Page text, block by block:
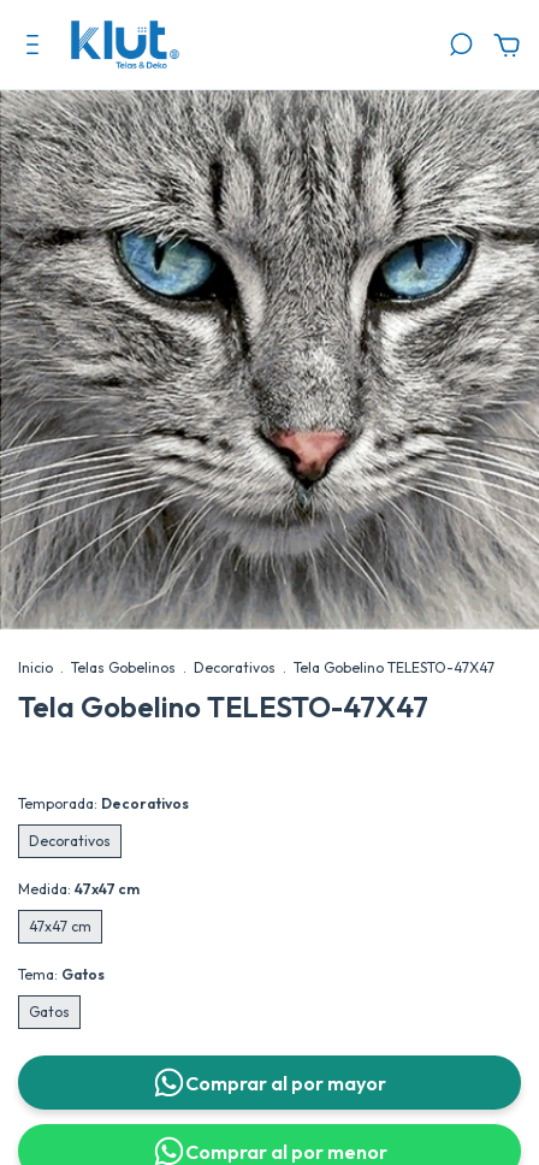
Inicio . Telas Gobelinos . Decorativos . Tela Gobelino TELESTO-47X47
Tela Gobelino TELESTO-47X47
Temporada: Decorativos
Decorativos
Medida: 47x47 cm
47x47 cm
Tema: Gatos
Gatos
Comprar al por mayor
Comprar al por menor